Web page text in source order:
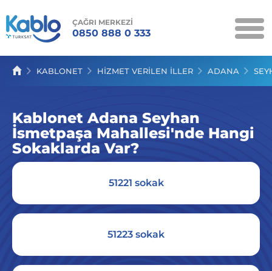
ÇAĞRI MERKEZİ
0850 888 0 333
KAMPANYALAR
KABLO TV
KABLOSES
KABLONET HIZMET VERILEN İLLER ADANA
Kablonet Adana Seyhan
İsmetpaşa Mahallesi'nde Hangi
Sokaklarda Var?
51221 sokak
51223 sokak